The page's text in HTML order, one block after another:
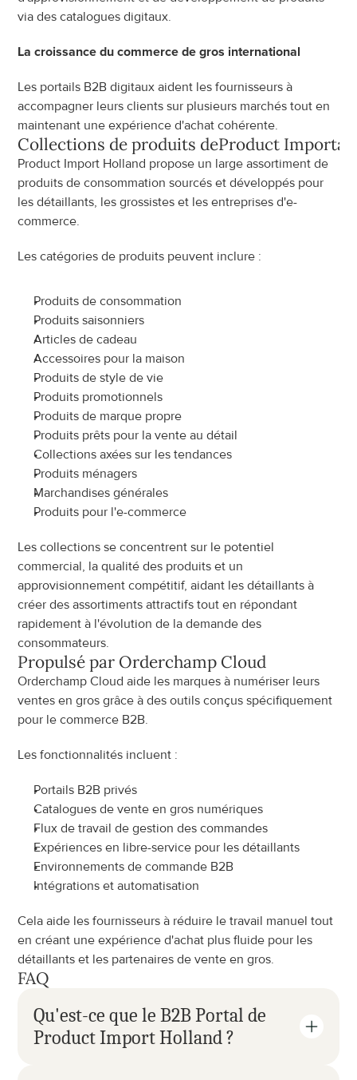
via des catalogues digitaux.
La croissance du commerce de gros international
Les portails B2B digitaux aident les fournisseurs à
accompagner leurs clients sur plusieurs marchés tout en
maintenant une expérience d'achat cohérente.
Collections de produits deProduct
Product Import Holland propose un large assortiment de
produits de consommation sourcés et développés pour
les détaillants, les grossistes et les entreprises d'e-
commerce.
Les catégories de produits peuvent inclure :
Produits de consommation
Produits saisonniers
Articles de cadeau
Accessoires pour la maison
Produits de style de vie
Produits promotionnels
Produits de marque propre
Produits prêts pour la vente au détail
Collections axées sur les tendances
Produits ménagers
Marchandises générales
Produits pour l'e-commerce
Les collections se concentrent sur le potentiel
commercial, la qualité des produits et un
approvisionnement compétitif, aidant les détaillants à
créer des assortiments attractifs tout en répondant
rapidement à l'évolution de la demande des
consommateurs.
Propulsé par Orderchamp Cloud
Orderchamp Cloud aide les marques à numériser leurs
ventes en gros grâce à des outils conçus spécifiquement
pour le commerce B2B.
Les fonctionnalités incluent :
Portails B2B privés
Catalogues de vente en gros numériques
Flux de travail de gestion des commandes
Expériences en libre-service pour les détaillants
Environnements de commande B2B
Intégrations et automatisation
Cela aide les fournisseurs à réduire le travail manuel tout
en créant une expérience d'achat plus fluide pour les
détaillants et les partenaires de vente en gros.
FAQ
Qu'est-ce que le B2B Portal de
Product Import Holland ?